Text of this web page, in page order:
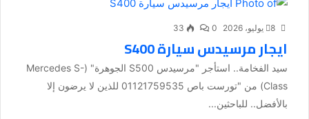
8 يوليو، 2026 0
33
ايجار مرسيدس سيارة S400
سيد الفخامة.. استأجر "مرسيدس S500 الجوهرة" (Mercedes S-
Class) من "تورست باص 01121759535 للذين لا يرضون إلا
بالأفضل.. للباحثين...